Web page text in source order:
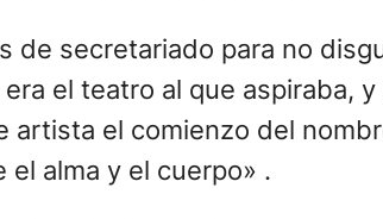
de secretariado para no
el teatro al que aspiraba,
artista el comienzo del
el alma y el cuerpo» .